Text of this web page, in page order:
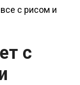
с рисом и
с